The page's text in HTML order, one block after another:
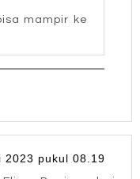
mampir ke
2023 pukul 08.19